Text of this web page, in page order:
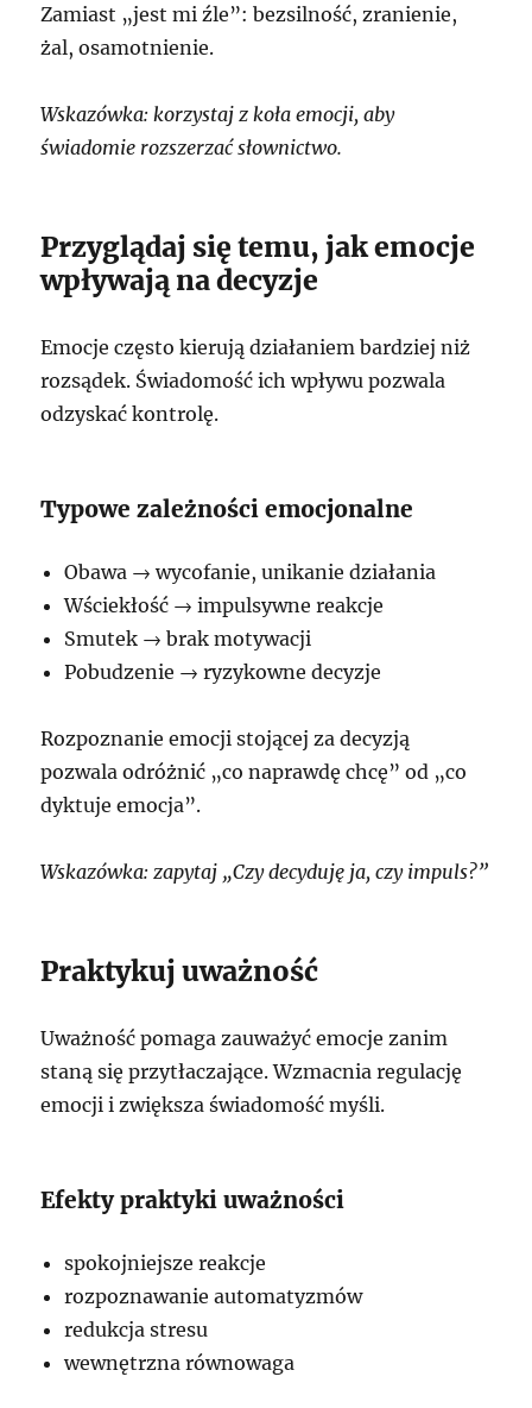
Zamiast „jest mi źle”: bezsilność, zranienie,
żal, osamotnienie.
Wskazówka: korzystaj z koła emocji, aby
świadomie rozszerzać słownictwo.
Przyglądaj się temu, jak emocje
wpływają na decyzje
Emocje często kierują działaniem bardziej niż
rozsądek. Świadomość ich wpływu pozwala
odzyskać kontrolę.
Typowe zależności emocjonalne
Obawa → wycofanie, unikanie działania
Wściekłość → impulsywne reakcje
Smutek → brak motywacji
Pobudzenie → ryzykowne decyzje
Rozpoznanie emocji stojącej za decyzją
pozwala odróżnić „co naprawdę chcę” od „co
dyktuje emocja”.
Wskazówka: zapytaj „Czy decyduję ja, czy impuls?”
Praktykuj uważność
Uważność pomaga zauważyć emocje zanim
staną się przytłaczające. Wzmacnia regulację
emocji i zwiększa świadomość myśli.
Efekty praktyki uważności
spokojniejsze reakcje
rozpoznawanie automatyzmów
redukcja stresu
wewnętrzna równowaga